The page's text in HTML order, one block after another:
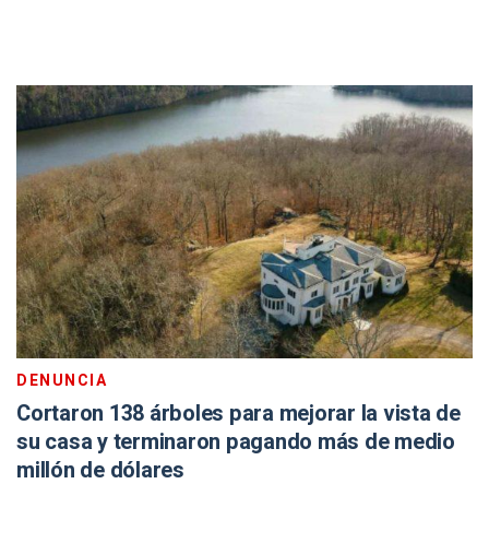
DENUNCIA
Cortaron 138 árboles para mejorar la vista de
su casa y terminaron pagando más de medio
millón de dólares